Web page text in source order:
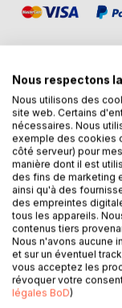
DESCRIPTION
Alex est curieux
temps.
Papa, lui, est
empressement
Dans cette
plus sur les
Alors, après avoir
découvrent
arlequins, des
Nous respectons
Nous utilisons des
site web. Certains
nécessaires. Nous
exemple des cookies
côté serveur) pour
manière dont il est
des fins de marketing
ainsi qu'à des
des empreintes
tous les appareils.
contenus tiers
Nous n'avons aucune
et sur un éventuel
vous acceptez les
révoquer votre
légales BoD)